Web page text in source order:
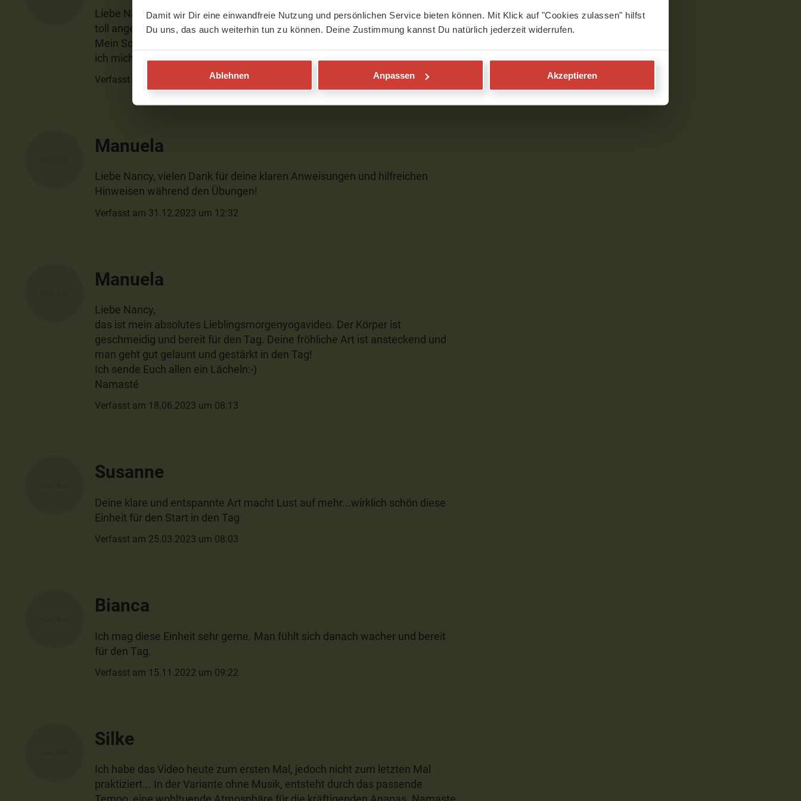
Damit wir Dir eine einwandfreie Nutzung und persönlichen Service bieten können. Mit Klick auf "Cookies zulassen" hilfst
Du uns, das auch weiterhin tun zu können. Deine Zustimmung kannst Du natürlich jederzeit widerrufen.
Ablehnen Anpassen Akzeptieren
Liebe Nancy, super Praxis auch nach einem langen Arbeitstag… Alignment
toll angesagt. Ruhig, kraftvoll ohne Hetze ohne Eile…
Mein Schulter-und Nackenbereich fühlt sich wieder gut an. Energetisch fühle
ich mich wieder frisch. Ein herzliches Dankeschön…
Verfasst am 05.01.2024 um 16:48
Manuela
Liebe Nancy, vielen Dank für deine klaren Anweisungen und hilfreichen
Hinweisen während den Übungen!
Verfasst am 31.12.2023 um 12:32
Manuela
Liebe Nancy,
das ist mein absolutes Lieblingsmorgenyogavideo. Der Körper ist
geschmeidig und bereit für den Tag. Deine fröhliche Art ist ansteckend und
man geht gut gelaunt und gestärkt in den Tag!
Ich sende Euch allen ein Lächeln:-)
Namasté
Verfasst am 18.06.2023 um 08:13
Susanne
Deine klare und entspannte Art macht Lust auf mehr...wirklich schön diese
Einheit für den Start in den Tag
Verfasst am 25.03.2023 um 08:03
Bianca
Ich mag diese Einheit sehr gerne. Man fühlt sich danach wacher und bereit
für den Tag.
Verfasst am 15.11.2022 um 09:22
Silke
Ich habe das Video heute zum ersten Mal, jedoch nicht zum letzten Mal
praktiziert... In der Variante ohne Musik, entsteht durch das passende